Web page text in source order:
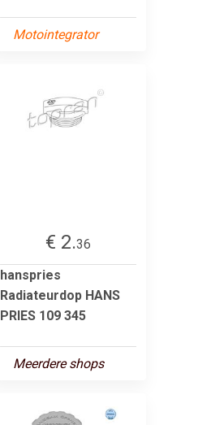
Motointegrator
€ 2.36
hanspries
Radiateurdop HANS
PRIES 109 345
Meerdere shops